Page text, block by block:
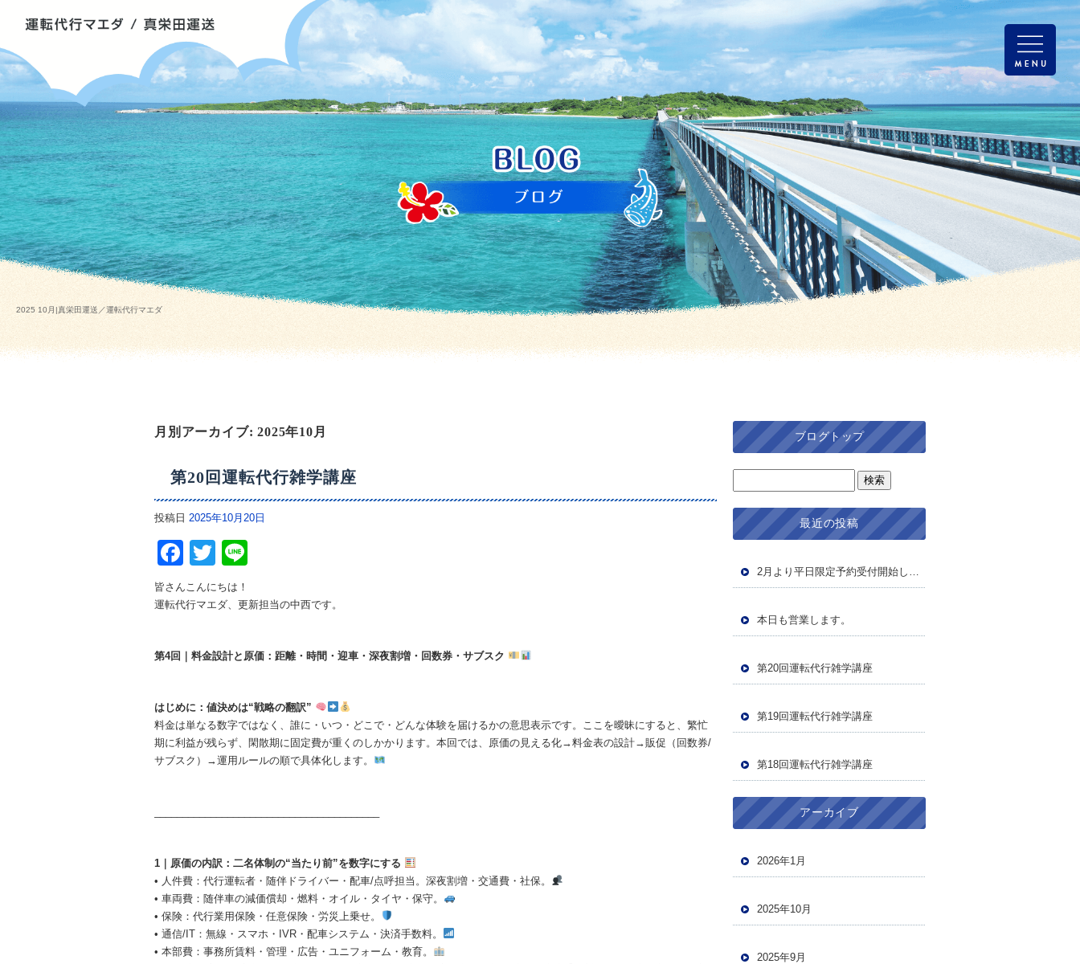
2025 10月|真栄田運送／運転代行マエダ
月別アーカイブ:2025年10月
第20回運転代行雑学講座
投稿日 2025年10月20日
Facebook
Twitter
皆さんこんにちは！
運転代行マエダ、更新担当の中西です。
第4回｜料金設計と原価：距離・時間・迎車・深夜割増・回数券・サブスク
はじめに：値決めは“戦略の翻訳”
料金は単なる数字ではなく、誰に・いつ・どこで・どんな体験を届けるかの意思表示です。ここを曖昧にすると、繁忙
期に利益が残らず、閑散期に固定費が重くのしかかります。本回では、原価の見える化→料金表の設計→販促（回数券/
サブスク）→運用ルールの順で具体化します。
1｜原価の内訳：二名体制の“当たり前”を数字にする
• 人件費：代行運転者・随伴ドライバー・配車/点呼担当。深夜割増・交通費・社保。
• 車両費：随伴車の減価償却・燃料・オイル・タイヤ・保守。
• 保険：代行業用保険・任意保険・労災上乗せ。
• 通信/IT：無線・スマホ・IVR・配車システム・決済手数料。
• 本部費：事務所賃料・管理・広告・ユニフォーム・教育。
ブログトップ
最近の投稿
本日も営業します。
第20回運転代行雑学講座
第19回運転代行雑学講座
第18回運転代行雑学講座
アーカイブ
2026年1月
2025年10月
2025年9月